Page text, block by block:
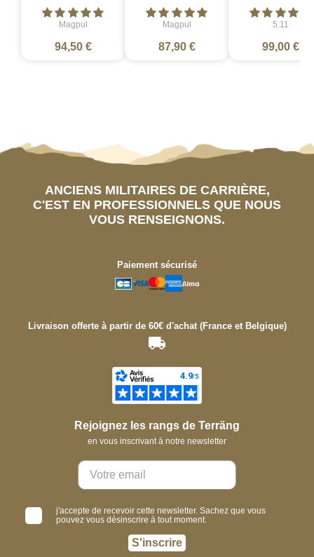
Magpul
94,50 €
Magpul
87,90 €
5.11
99,00 €
ANCIENS MILITAIRES DE CARRIÈRE,
C'EST EN PROFESSIONNELS QUE NOUS
VOUS RENSEIGNONS.
Paiement sécurisé
Livraison offerte à partir de 60€ d'achat (France et Belgique)
Rejoignez les rangs de Terräng
en vous inscrivant à notre newsletter
j'accepte de recevoir cette newsletter. Sachez que vous
pouvez vous désinscrire à tout moment.
S'inscrire